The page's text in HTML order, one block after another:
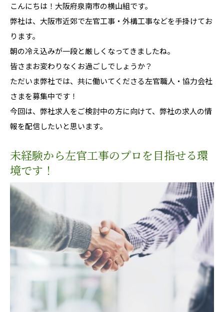
こんにちは！大阪府泉南市の横山組です。
弊社は、大阪市近郊で左官工事・外構工事などを手掛けてお
ります。
朝の冷え込みが一段と厳しくなってきましたね。
皆さまお変わりなくお過ごしでしょうか？
ただいま弊社では、共に働いてくださる左官職人・協力会社
さまを募集中です！
今回は、弊社求人をご検討中の方に向けて、弊社の求人の情
報を配信したいと思います。
未経験から左官工事のプロを目指せる環
境です！